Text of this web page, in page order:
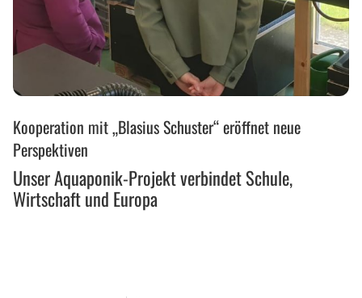
Aquaponik-
Projekt
verbindet
Schule,
Wirtschaft
Kooperation mit „Blasius Schuster“ eröffnet neue
Perspektiven
Unser Aquaponik-Projekt verbindet Schule,
Wirtschaft und Europa